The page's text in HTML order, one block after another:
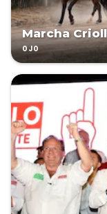
Marcha
OJO